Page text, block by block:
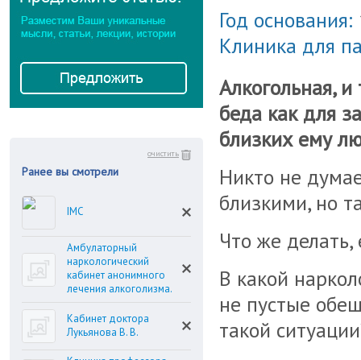
очистить
Ранее вы смотрели
IMC
Амбулаторный
наркологический
кабинет анонимного
лечения алкоголизма.
Кабинет доктора
Лукьянова В. В.
Год основания:
Клиника для
Алкогольная,
беда как для
близких ему
Никто не
близкими, но
Что же делать,
В какой
не пустые
такой